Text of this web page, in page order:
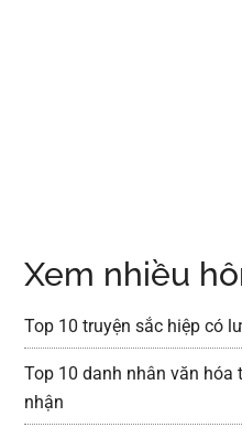
Xem nhiều
Top 10 truyện sắc hiệp có
Top 10 danh nhân văn hóa
nhận